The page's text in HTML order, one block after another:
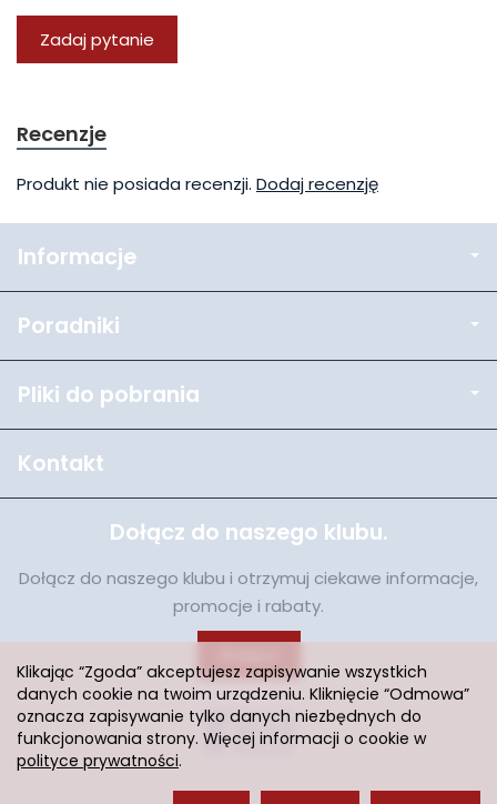
Zadaj pytanie
Recenzje
Produkt nie posiada recenzji. Dodaj recenzję
Informacje
Poradniki
Pliki do pobrania
Kontakt
Dołącz do naszego klubu.
Dołącz do naszego klubu i otrzymuj ciekawe informacje,
promocje i rabaty.
Klikając “Zgoda” akceptujesz zapisywanie wszystkich
danych cookie na twoim urządzeniu. Kliknięcie “Odmowa”
oznacza zapisywanie tylko danych niezbędnych do
funkcjonowania strony. Więcej informacji o cookie w
polityce prywatności.